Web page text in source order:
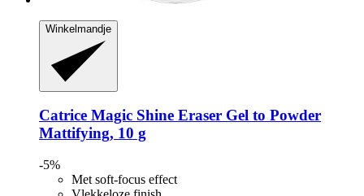
Winkelmandje
Catrice Magic Shine Eraser Gel to Powder
Mattifying, 10 g
-5%
Met soft-focus effect